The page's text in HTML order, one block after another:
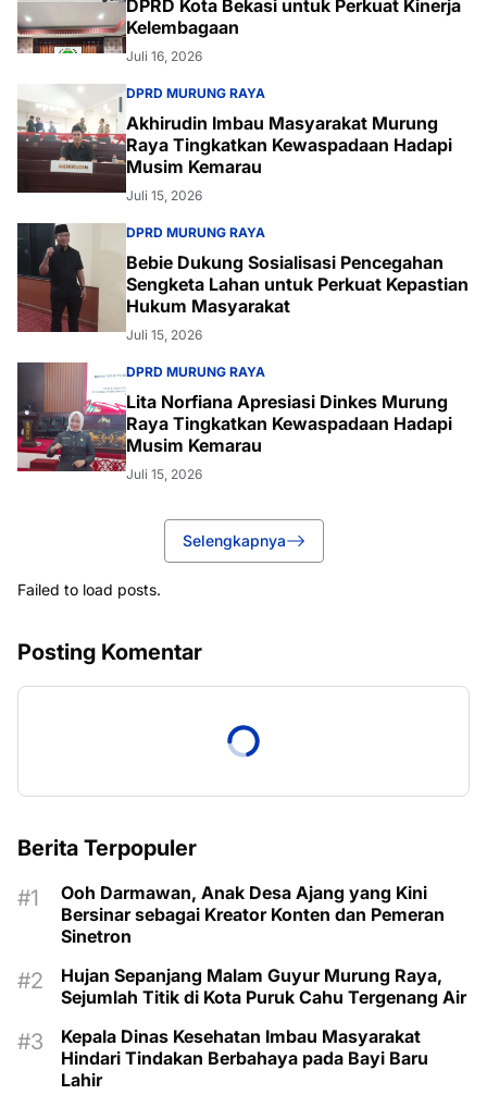
DPRD Kota Bekasi untuk Perkuat Kinerja
Kelembagaan
Juli 16, 2026
DPRD MURUNG RAYA
Akhirudin Imbau Masyarakat Murung
Raya Tingkatkan Kewaspadaan Hadapi
Musim Kemarau
Juli 15, 2026
DPRD MURUNG RAYA
Bebie Dukung Sosialisasi Pencegahan
Sengketa Lahan untuk Perkuat Kepastian
Hukum Masyarakat
Juli 15, 2026
DPRD MURUNG RAYA
Lita Norfiana Apresiasi Dinkes Murung
Raya Tingkatkan Kewaspadaan Hadapi
Musim Kemarau
Juli 15, 2026
Selengkapnya
Failed to load posts.
Posting Komentar
Berita Terpopuler
Ooh Darmawan, Anak Desa Ajang yang Kini
Bersinar sebagai Kreator Konten dan Pemeran
Sinetron
Hujan Sepanjang Malam Guyur Murung Raya,
Sejumlah Titik di Kota Puruk Cahu Tergenang Air
Kepala Dinas Kesehatan Imbau Masyarakat
Hindari Tindakan Berbahaya pada Bayi Baru
Lahir